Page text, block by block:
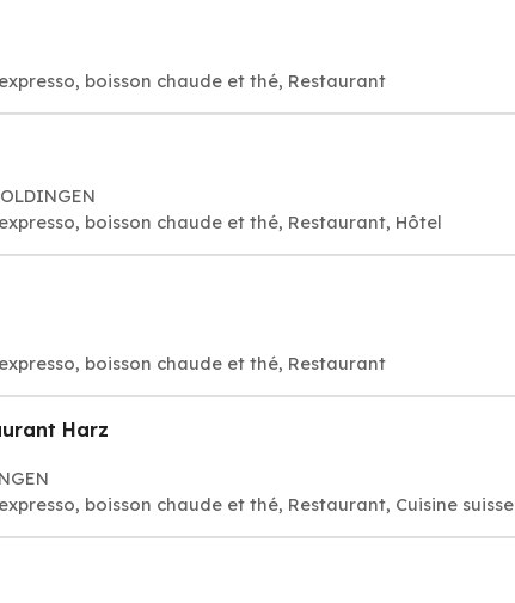
boisson chaude et thé, Restaurant
boisson chaude et thé, Restaurant, Hôtel
boisson chaude et thé, Restaurant
Harz
boisson chaude et thé, Restaurant, Cuisine suisse